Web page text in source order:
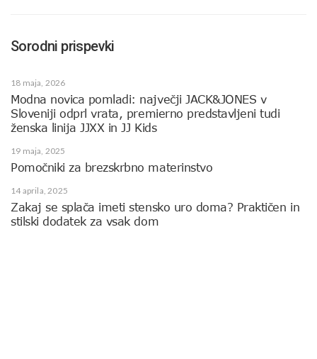
Sorodni prispevki
18 maja, 2026
Modna novica pomladi: največji JACK&JONES v
Sloveniji odprl vrata, premierno predstavljeni tudi
ženska linija JJXX in JJ Kids
19 maja, 2025
Pomočniki za brezskrbno materinstvo
14 aprila, 2025
Zakaj se splača imeti stensko uro doma? Praktičen in
stilski dodatek za vsak dom